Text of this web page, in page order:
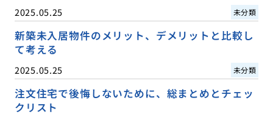
2025.05.25 未分類
新築未入居物件のメリット、デメリットと比較し
て考える
2025.05.25 未分類
注文住宅で後悔しないために、総まとめとチェッ
クリスト